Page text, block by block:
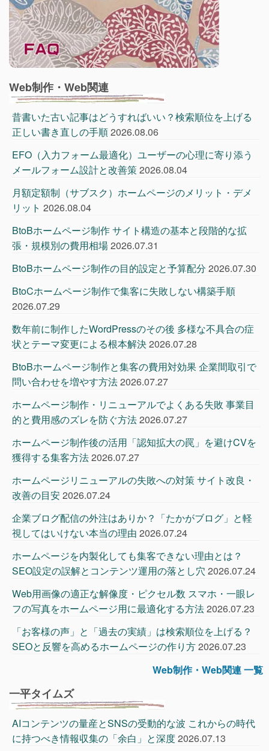
Web制作・Web関連
昔書いた古い記事はどうすればいい？検索順位を上げる
正しい書き直しの手順2026.08.06
EFO（入力フォーム最適化）ユーザーの心理に寄り添う
メールフォーム設計と改善策2026.08.04
月額定額制（サブスク）ホームページのメリット・デメ
リット 2026.08.04
BtoBホームページ制作 サイト構造の基本と段階的な拡
張・規模別の費用相場2026.07.31
BtoBホームページ制作の目的設定と予算配分 2026.07.30
BtoCホームページ制作で集客に失敗しない構築手順
2026.07.29
数年前に制作したWordPressのその後 多様な不具合の症
状とテーマ変更による根本解決2026.07.28
BtoBホームページ制作と集客の費用対効果 企業間取引で
問い合わせを増やす方法2026.07.27
ホームページ制作・リニューアルでよくある失敗 事業目
的と費用感のズレを防ぐ方法2026.07.27
ホームページ制作後の活用「認知拡大の罠」を避けCVを
獲得する集客方法2026.07.27
ホームページリニューアルの失敗への対策 サイト改良・
改善の目安2026.07.24
企業ブログ配信の外注はありか？「たかがブログ」と軽
視してはいけない本当の理由 2026.07.24
ホームページを内製化しても集客できない理由とは？
SEO設定の誤解とコンテンツ運用の落とし穴 2026.07.24
Web用画像の適正な解像度・ピクセル数 スマホ・一眼レ
フの写真をホームページ用に最適化する方法2026.07.23
「お客様の声」と「過去の実績」は検索順位を上げる？
SEOと反響を高めるホームページの作り方2026.07.23
Web制作・Web関連 一覧
一平タイムズ
AIコンテンツの量産とSNSの受動的な波 これからの時代
に持つべき情報収集の「余白」と深度2026.07.13